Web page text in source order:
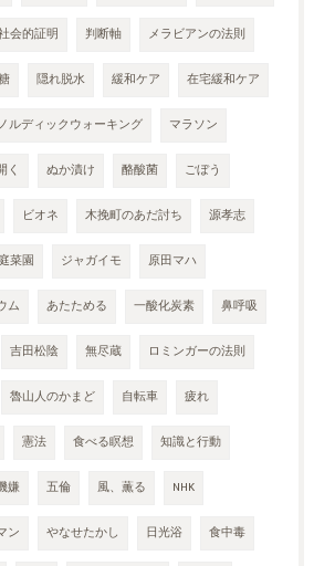
会的証明 判断軸 メラビアンの法則
隠れ脱水 緩和ケア 在宅緩和ケア
ルディックウォーキング マラソン
く ぬか漬け 酪酸菌 ごぼう
ビオネ 木挽町のあだ討ち 源孝志
菜園 ジャガイモ 原田マハ
ム あたためる 一酸化炭素 鼻呼吸
吉田松陰 無尽蔵 ロミンガーの法則
魯山人のかまど 自転車 疲れ
憲法 食べる瞑想 知識と行動
嫌 五倫 風、薫る NHK
ン やなせたかし 日光浴 食中毒